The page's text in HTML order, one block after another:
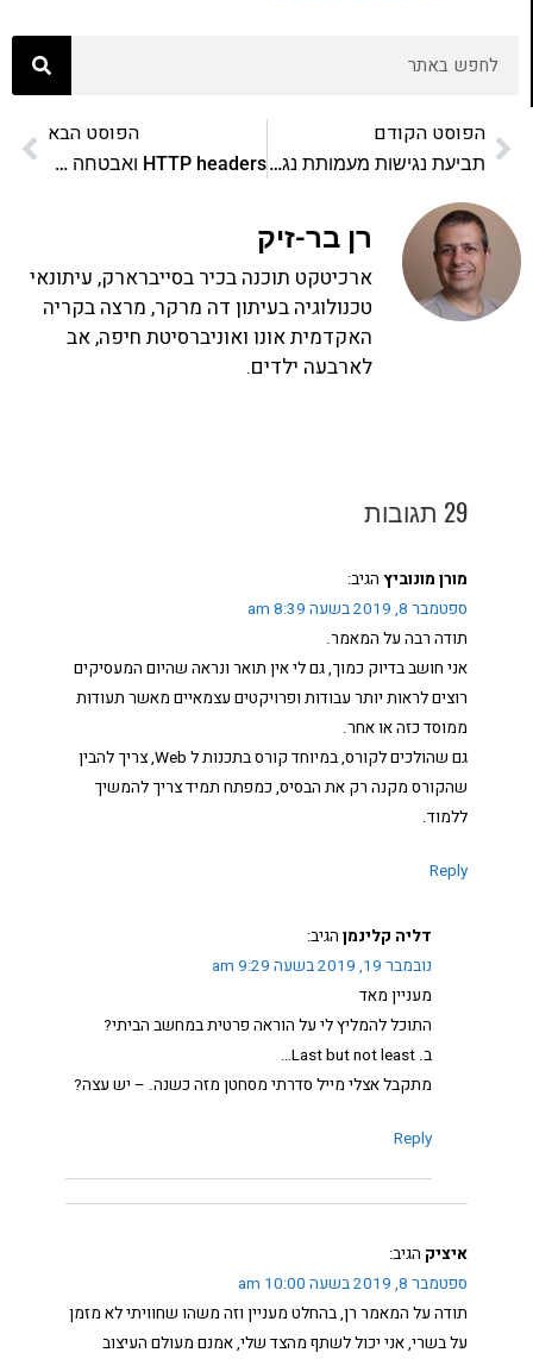
הפוסט הקודם
תביעת נגישות מעמותת נגישות il
הפוסט הבא
HTTP headers ואבטחה 101 – חלק א'
רן בר-זיק
ארכיטקט תוכנה בכיר בסייברארק, עיתונאי
טכנולוגיה בעיתון דה מרקר, מרצה בקריה
האקדמית אונו ואוניברסיטת חיפה, אב
לארבעה ילדים.
29 תגובות
מורן מונוביץ הגיב:
ספטמבר 8, 2019 בשעה 8:39 am
תודה רבה על המאמר.
אני חושב בדיוק כמוך, גם לי אין תואר ונראה שהיום המעסיקים
רוצים לראות יותר עבודות ופרויקטים עצמאיים מאשר תעודות
ממוסד כזה או אחר.
גם שהולכים לקורס, במיוחד קורס בתכנות ל Web, צריך להבין
שהקורס מקנה רק את הבסיס, כמפתח תמיד צריך להמשיך
ללמוד.
Reply
דליה קלינמן הגיב:
נובמבר 19, 2019 בשעה 9:29 am
מעניין מאד
התוכל להמליץ לי על הוראה פרטית במחשב הביתי?
ב. Last but not least…
מתקבל אצלי מייל סדרתי מסחטן מזה כשנה. – יש עצה?
Reply
איציק הגיב:
ספטמבר 8, 2019 בשעה 10:00 am
תודה על המאמר רן, בהחלט מעניין וזה משהו שחוויתי לא מזמן
על בשרי, אני יכול לשתף מהצד שלי, אמנם מעולם העיצוב